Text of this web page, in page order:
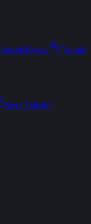
Vadeli Piyasa
Teknik
Yayın Takvimi